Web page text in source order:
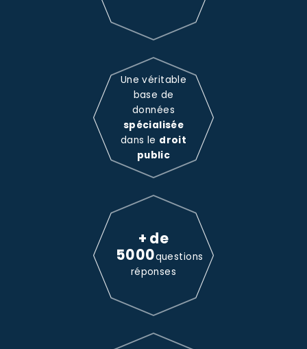
Une véritable
base de
données
spécialisée
dans le droit
public
+ de
5000questions
réponses